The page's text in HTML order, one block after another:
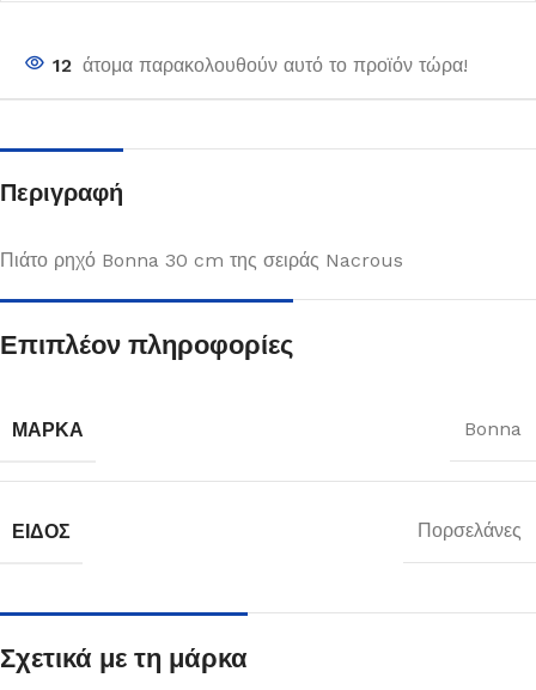
12 άτομα παρακολουθούν αυτό το προϊόν τώρα!
Περιγραφή
Πιάτο ρηχό Bonna 30 cm της σειράς Nacrous
Επιπλέον πληροφορίες
ΜΆΡΚΑ Bonna
ΕΊΔΟΣ Πορσελάνες
Σχετικά με τη μάρκα